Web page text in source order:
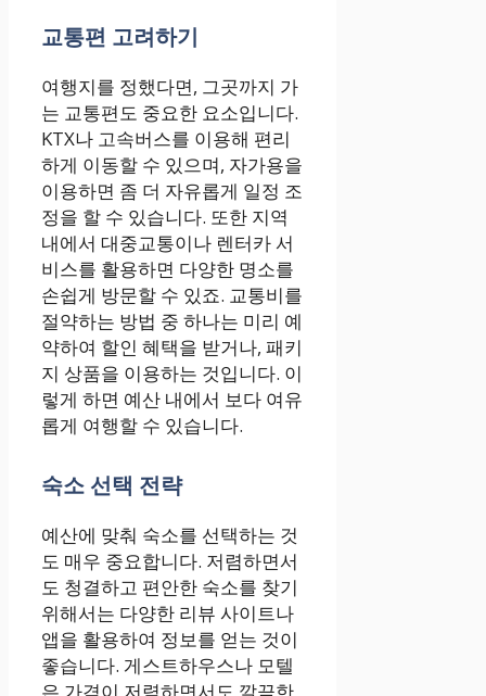
교통편 고려하기
여행지를 정했다면, 그곳까지 가
는 교통편도 중요한 요소입니다.
KTX나 고속버스를 이용해 편리
하게 이동할 수 있으며, 자가용을
이용하면 좀 더 자유롭게 일정 조
정을 할 수 있습니다. 또한 지역
내에서 대중교통이나 렌터카 서
비스를 활용하면 다양한 명소를
손쉽게 방문할 수 있죠. 교통비를
절약하는 방법 중 하나는 미리 예
약하여 할인 혜택을 받거나, 패키
지 상품을 이용하는 것입니다. 이
렇게 하면 예산 내에서 보다 여유
롭게 여행할 수 있습니다.
숙소 선택 전략
예산에 맞춰 숙소를 선택하는 것
도 매우 중요합니다. 저렴하면서
도 청결하고 편안한 숙소를 찾기
위해서는 다양한 리뷰 사이트나
앱을 활용하여 정보를 얻는 것이
좋습니다. 게스트하우스나 모텔